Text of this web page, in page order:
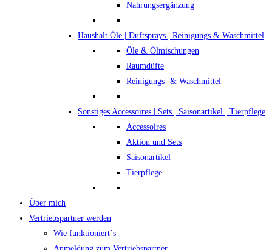
Nahrungsergänzung
Haushalt Öle | Duftsprays | Reinigungs & Waschmittel
Öle & Ölmischungen
Raumdüfte
Reinigungs- & Waschmittel
Sonstiges Accessoires | Sets | Saisonartikel | Tierpflege
Accessoires
Aktion und Sets
Saisonartikel
Tierpflege
Über mich
Vertriebspartner werden
Wie funktioniert´s